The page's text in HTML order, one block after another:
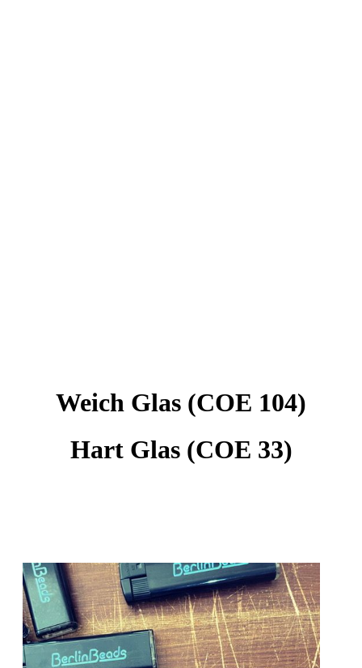
Weich Glas (COE 104)
Hart Glas (COE 33)